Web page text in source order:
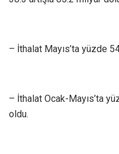
– İthalat Mayıs’ta yüzde
– İthalat Ocak-Mayıs’ta
oldu.